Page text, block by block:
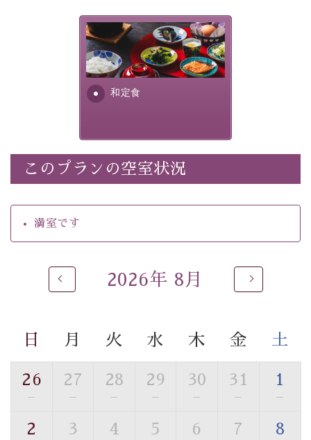
・就寝用パジャマをご用意
・環境に配慮したアメニティをご用意
・館内フリーWi-Fi
・チェックイン15時、チェックアウト10時
いう昔の暦による料理表現）
・朝食はこだわりの味噌汁をはじめとした和定食
【温泉】
るご入浴をお愉しみください。
■お座敷風呂（大浴場）
す。
※男性大浴場までのご移動には階段がございます。 予め
ご了承のほどお願いいたします。
眺望はございませんが、源泉掛け流しの温泉の質を楽し
和定食
さっぱりとした和食膳に使わ
れる食材は、諏訪の名産品を
ふんだんに取り入れ、安心・
安全を心掛けた長野県産...
このプランの空室状況
満室です
2026年 8月
日 月 火 水 木 金 土
26
—
27
—
28
—
29
—
30
—
31
—
1
—
2 3 4 5 6 7 8